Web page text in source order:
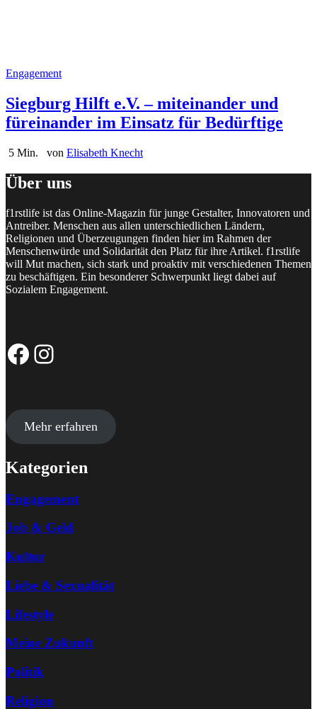
Engagement
Siegburg Hilft e.V. – miteinander und
füreinander im Einsatz für Bedürftige
5 Min. von Elisabeth Knecht
Über uns
f1rstlife ist das Online-Magazin für junge Gestalter, Innovatoren und
Antreiber. Menschen aus allen unterschiedlichen Ländern,
Religionen und Überzeugungen finden hier im Rahmen der
Menschenwürde und Solidarität den Platz für ihre Artikel. f1rstlife
will Mut machen, sich stark und proaktiv mit verschiedenen Themen
zu beschäftigen. Ein besonderer Schwerpunkt liegt dabei auf
Sozialem Engagement.
Facebook-SeiteInstagram-Profil
Mehr erfahren
Kategorien
Engagement
Job & Geld
Kultur
Liebe & Sexualität
Lifestyle
Meine Zukunft
Politik
Religion